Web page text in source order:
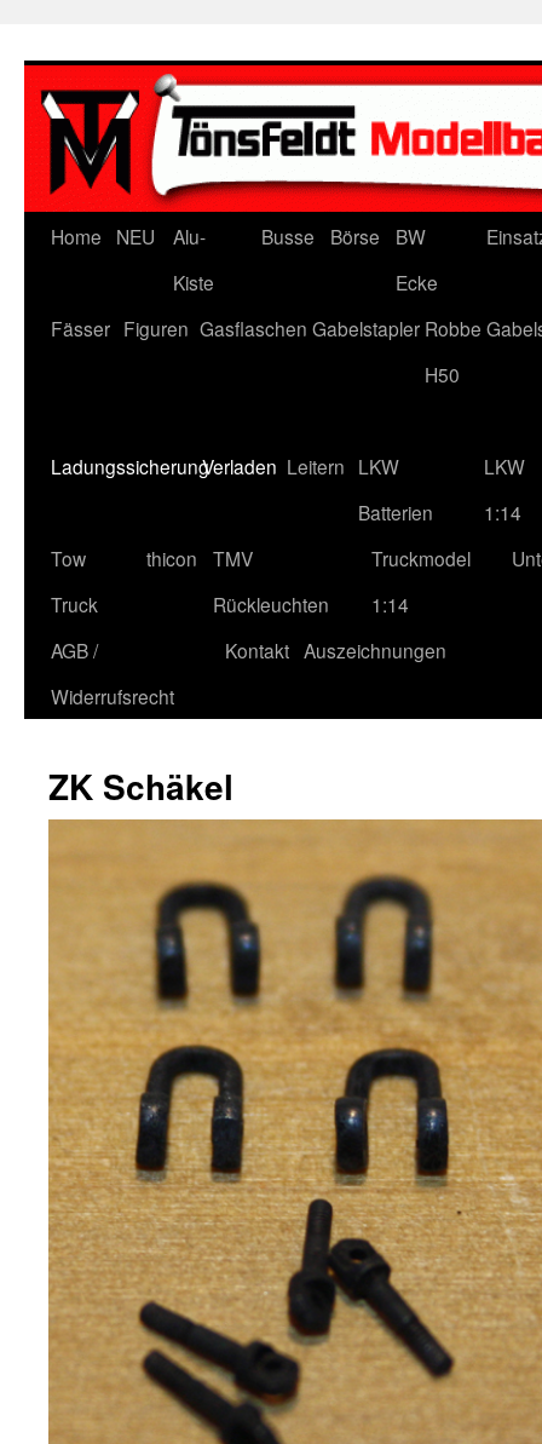
Home NEU
Alu-
Kiste
Busse Börse
BW
Ecke
Fässer Figuren Gasflaschen Gabelstapler Robbe
H50
LadungssicherungVerladen Leitern LKW
Batterien
LKW
1:14
Tow
Truck
thicon
TMV
Rückleuchten
Truckmodel
1:14
AGB /
Widerrufsrecht
Kontakt Auszeichnungen
ZK Schäkel